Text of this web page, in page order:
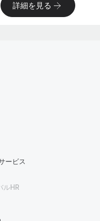
詳細を見る
ービス
ルHR